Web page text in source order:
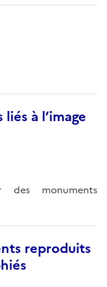
à l’image
des monuments
reproduits